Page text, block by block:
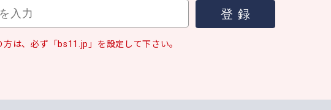
は、必ず「bs11.jp」を設定して下さい。